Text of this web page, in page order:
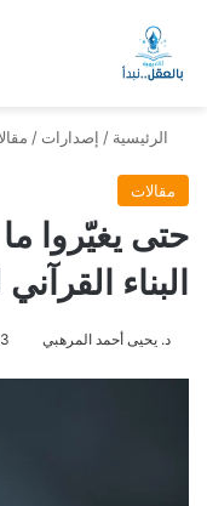
الرئيسية / إصدارات /
مقالات
حتى يغيّروا
البناء
د. يحيى أحمد المرهبي